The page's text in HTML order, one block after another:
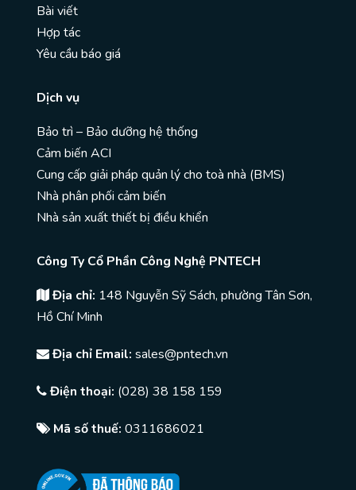
Bài viết
Hợp tác
Yêu cầu báo giá
Dịch vụ
Bảo trì – Bảo dưỡng hệ thống
Cảm biến ACI
Cung cấp giải pháp quản lý cho toà nhà (BMS)
Nhà phân phối cảm biến
Nhà sản xuất thiết bị điều khiển
Công Ty Cổ Phần Công Nghệ PNTECH
Địa chỉ: 148 Nguyễn Sỹ Sách, phường Tân Sơn,
Hồ Chí Minh
Địa chỉ Email: sales@pntech.vn
Điện thoại: (028) 38 158 159
Mã số thuế: 0311686021